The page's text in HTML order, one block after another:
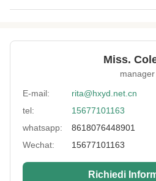
1 mm 3 mm 5
più spessori
tessuti misti
personalizzata
Application:
Gomitiere e
attrezzatura per
yoga, ci
Miss.
manager
E-mail:
rita@hxyd.net.cn
tel:
15677101163
whatsapp:
8618076448901
Wechat:
15677101163
Richiedi